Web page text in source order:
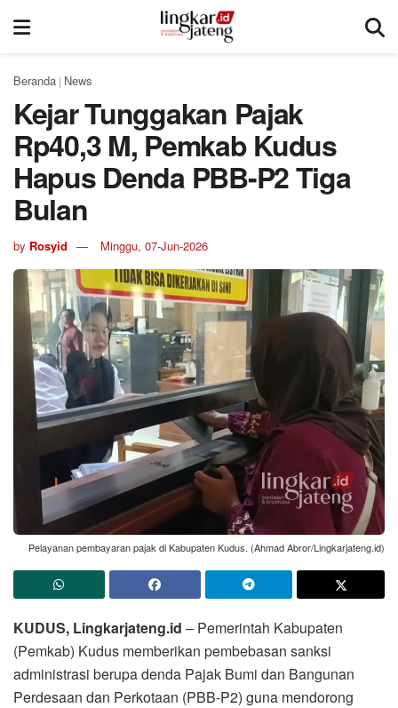
Beranda | News
Kejar Tunggakan Pajak
Rp40,3 M, Pemkab Kudus
Hapus Denda PBB-P2 Tiga
Bulan
by Rosyid Minggu, 07-Jun-2026
Pelayanan pembayaran pajak di Kabupaten Kudus. (Ahmad Abror/Lingkarjateng.id)
KUDUS, Lingkarjateng.id – Pemerintah Kabupaten
(Pemkab) Kudus memberikan pembebasan sanksi
administrasi berupa denda Pajak Bumi dan Bangunan
Perdesaan dan Perkotaan (PBB-P2) guna mendorong